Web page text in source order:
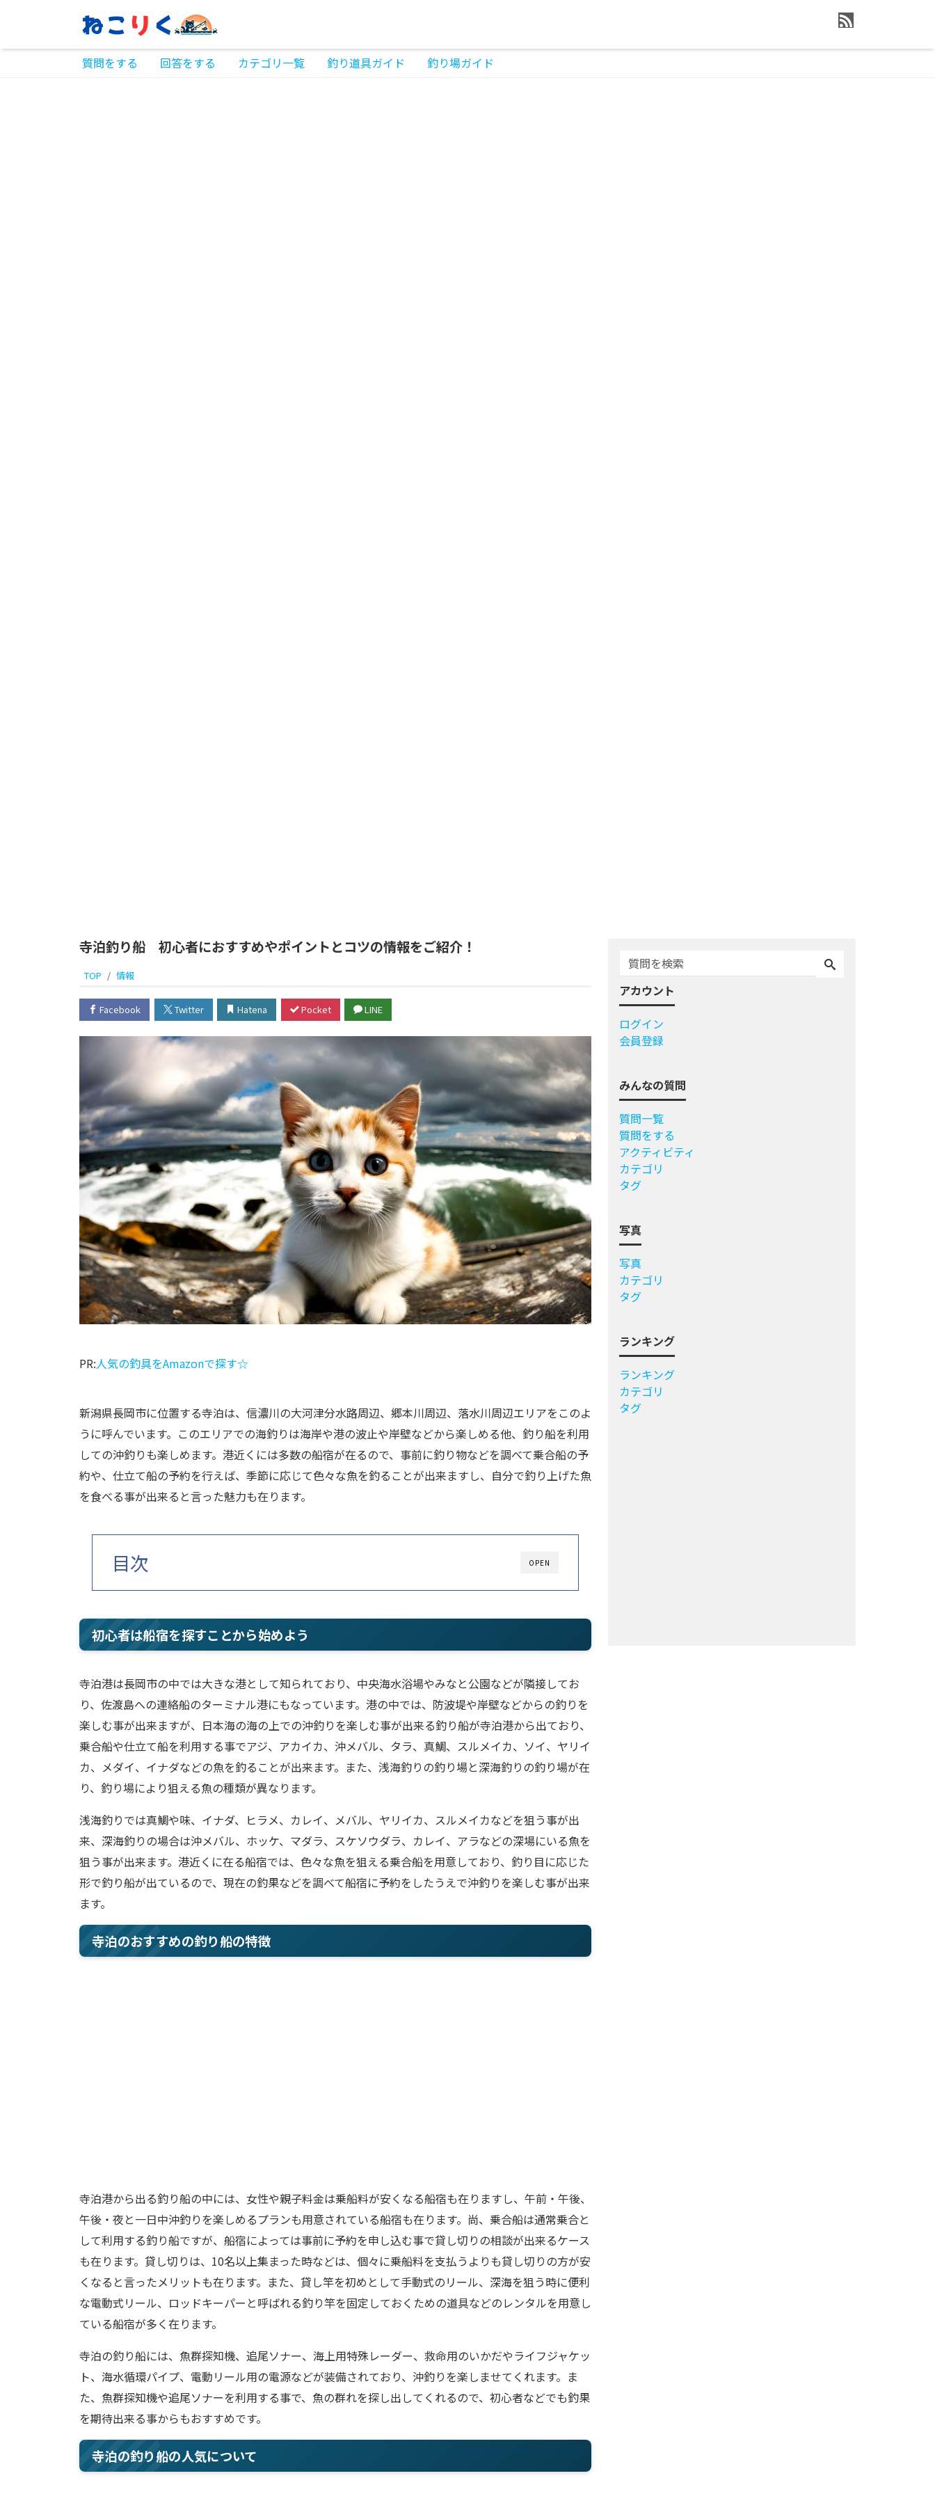
質問をする 回答をする カテゴリ一覧 釣り道具ガイド 釣り場ガイド
寺泊釣り船 初心者におすすめやポイントとコツの情報をご紹介！
TOP 情報
Facebook Twitter Hatena Pocket LINE
PR:人気の釣具をAmazonで探す☆
新潟県長岡市に位置する寺泊は、信濃川の大河津分水路周辺、郷本川周辺、落水川周辺エリアをこのよ
うに呼んでいます。このエリアでの海釣りは海岸や港の波止や岸壁などから楽しめる他、釣り船を利用
しての沖釣りも楽しめます。港近くには多数の船宿が在るので、事前に釣り物などを調べて乗合船の予
約や、仕立て船の予約を行えば、季節に応じて色々な魚を釣ることが出来ますし、自分で釣り上げた魚
を食べる事が出来ると言った魅力も在ります。
OPEN
目次
初心者は船宿を探すことから始めよう
寺泊港は長岡市の中では大きな港として知られており、中央海水浴場やみなと公園などが隣接してお
り、佐渡島への連絡船のターミナル港にもなっています。港の中では、防波堤や岸壁などからの釣りを
楽しむ事が出来ますが、日本海の海の上での沖釣りを楽しむ事が出来る釣り船が寺泊港から出ており、
乗合船や仕立て船を利用する事でアジ、アカイカ、沖メバル、タラ、真鯛、スルメイカ、ソイ、ヤリイ
カ、メダイ、イナダなどの魚を釣ることが出来ます。また、浅海釣りの釣り場と深海釣りの釣り場が在
り、釣り場により狙える魚の種類が異なります。
浅海釣りでは真鯛や味、イナダ、ヒラメ、カレイ、メバル、ヤリイカ、スルメイカなどを狙う事が出
来、深海釣りの場合は沖メバル、ホッケ、マダラ、スケソウダラ、カレイ、アラなどの深場にいる魚を
狙う事が出来ます。港近くに在る船宿では、色々な魚を狙える乗合船を用意しており、釣り目に応じた
形で釣り船が出ているので、現在の釣果などを調べて船宿に予約をしたうえで沖釣りを楽しむ事が出来
ます。
寺泊のおすすめの釣り船の特徴
寺泊港から出る釣り船の中には、女性や親子料金は乗船料が安くなる船宿も在りますし、午前・午後、
午後・夜と一日中沖釣りを楽しめるプランも用意されている船宿も在ります。尚、乗合船は通常乗合と
して利用する釣り船ですが、船宿によっては事前に予約を申し込む事で貸し切りの相談が出来るケース
も在ります。貸し切りは、10名以上集まった時などは、個々に乗船料を支払うよりも貸し切りの方が安
くなると言ったメリットも在ります。また、貸し竿を初めとして手動式のリール、深海を狙う時に便利
な電動式リール、ロッドキーパーと呼ばれる釣り竿を固定しておくための道具などのレンタルを用意し
ている船宿が多く在ります。
寺泊の釣り船には、魚群探知機、追尾ソナー、海上用特殊レーダー、救命用のいかだやライフジャケッ
ト、海水循環パイプ、電動リール用の電源などが装備されており、沖釣りを楽しませてくれます。ま
た、魚群探知機や追尾ソナーを利用する事で、魚の群れを探し出してくれるので、初心者などでも釣果
を期待出来る事からもおすすめです。
寺泊の釣り船の人気について
アカウント
ログイン
会員登録
みんなの質問
質問一覧
質問をする
アクティビティ
カテゴリ
タグ
写真
写真
カテゴリ
タグ
ランキング
ランキング
カテゴリ
タグ